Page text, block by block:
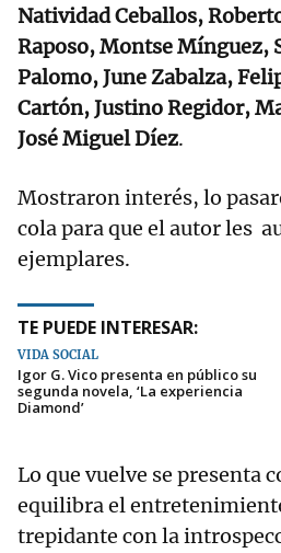
Natividad Ceballos,
Raposo, Montse Mínguez,
Palomo, June Zabalza,
Cartón, Justino Regidor,
José Miguel Díez.
Mostraron interés, lo
cola para que el autor les
ejemplares.
TE PUEDE INTERESAR:
VIDA SOCIAL
Igor G. Vico presenta en público su
segunda novela, ‘La experiencia
Diamond’
Lo que vuelve se presenta
equilibra el
trepidante con la